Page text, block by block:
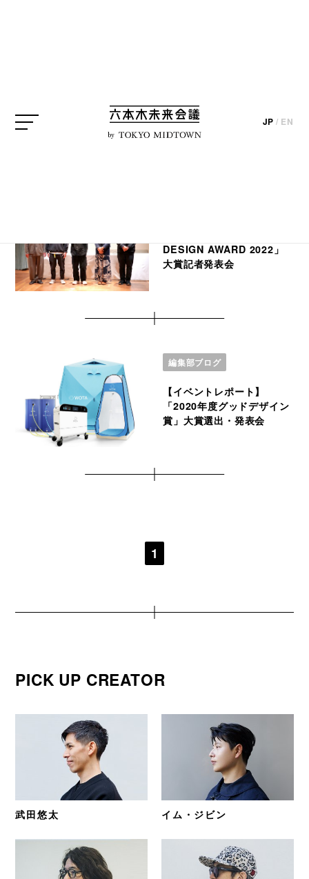
by
JP / EN
検索結果
DESIGN AWARD 2022」
大賞記者発表会
編集部ブログ
【イベントレポート】
「2020年度グッドデザイン
賞」大賞選出・発表会
1
PICK UP CREATOR
武田悠太 イム・ジビン